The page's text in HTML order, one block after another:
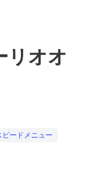
リオオ
ピードメニュー